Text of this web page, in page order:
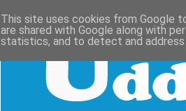
This site uses cookies from Google
are shared with Google along with
statistics, and to detect and address